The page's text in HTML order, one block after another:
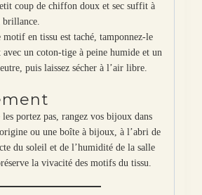
coup de chiffon doux et sec suffit à
brillance.
motif en tissu est taché, tamponnez-le
avec un coton-tige à peine humide et un
puis laissez sécher à l’air libre.
portez pas, rangez vos bijoux dans
ou une boîte à bijoux, à l’abri de
du soleil et de l’humidité de la salle
la vivacité des motifs du tissu.